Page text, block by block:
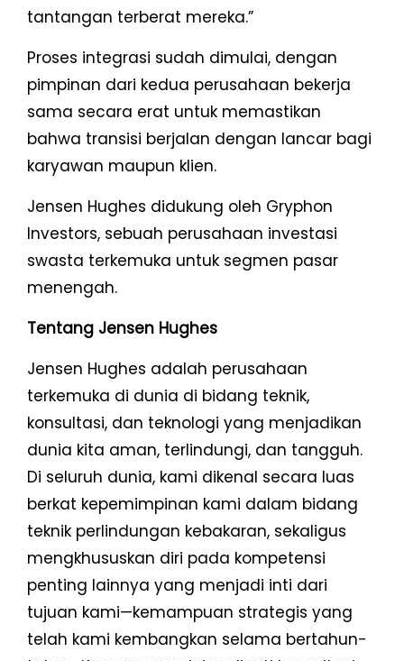
tantangan terberat mereka.”
Proses integrasi sudah dimulai, dengan
pimpinan dari kedua perusahaan bekerja
sama secara erat untuk memastikan
bahwa transisi berjalan dengan lancar bagi
karyawan maupun klien.
Jensen Hughes didukung oleh Gryphon
Investors, sebuah perusahaan investasi
swasta terkemuka untuk segmen pasar
menengah.
Tentang Jensen Hughes
Jensen Hughes adalah perusahaan
terkemuka di dunia di bidang teknik,
konsultasi, dan teknologi yang menjadikan
dunia kita aman, terlindungi, dan tangguh.
Di seluruh dunia, kami dikenal secara luas
berkat kepemimpinan kami dalam bidang
teknik perlindungan kebakaran, sekaligus
mengkhususkan diri pada kompetensi
penting lainnya yang menjadi inti dari
tujuan kami—kemampuan strategis yang
telah kami kembangkan selama bertahun-